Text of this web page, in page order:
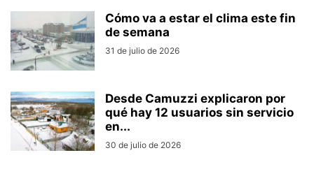
Cómo va a estar el clima este fin
de semana
31 de julio de 2026
Desde Camuzzi explicaron por
qué hay 12 usuarios sin servicio
en...
30 de julio de 2026